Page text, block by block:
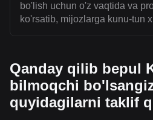
bo'lish uchun o'z vaqtida va
ko'rsatib, mijozlarga kunu-tun
Qanday qilib bepul
bilmoqchi
quyidagilarni taklif